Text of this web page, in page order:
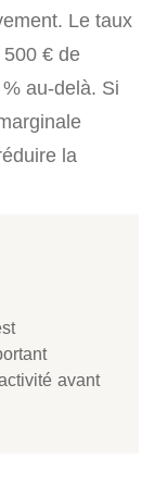
Le taux
500 € de
au-delà. Si
la
avant